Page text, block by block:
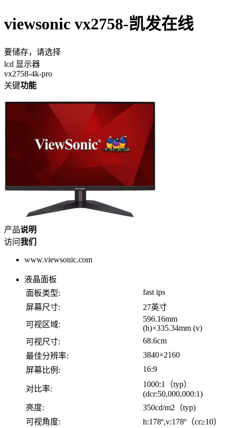
viewsonic vx2758-凯发在线
要储存，请选择
lcd 显示器
vx2758-4k-pro
关键功能
产品说明
访问我们
www.viewsonic.com
液晶面板
面板类型:
fast ips
屏幕尺寸:
27英寸
可视区域:
596.16mm
(h)×335.34mm (v)
可视尺寸:
68.6cm
最佳分辨率:
3840×2160
屏幕比例:
16:9
对比率:
1000:1（typ）
(dcr:50,000,000:1)
亮度:
350cd/m2（typ)
可视角度:
h:178º,v:178º（cr≥10）